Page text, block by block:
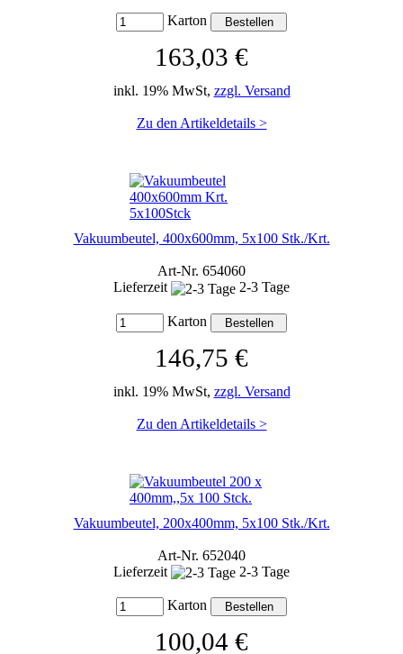
Karton
163,03 €
inkl. 19% MwSt, zzgl. Versand
Zu den Artikeldetails >
Vakuumbeutel, 400x600mm, 5x100 Stk./Krt.
Art-Nr. 654060
Lieferzeit
2-3 Tage
Karton
146,75 €
inkl. 19% MwSt, zzgl. Versand
Zu den Artikeldetails >
Vakuumbeutel, 200x400mm, 5x100 Stk./Krt.
Art-Nr. 652040
Lieferzeit
2-3 Tage
Karton
100,04 €